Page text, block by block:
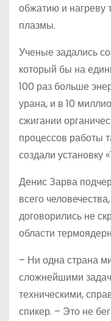
обжатию и нагреву
плазмы.
Ученые задались
который бы на
100 раз больше
урана, и в 10
сжигании
процессов работы
создали установку
Денис Зарва
всего
договорились не
области
– Ни одна страна
сложнейшими
техническими,
спикер. – Это не